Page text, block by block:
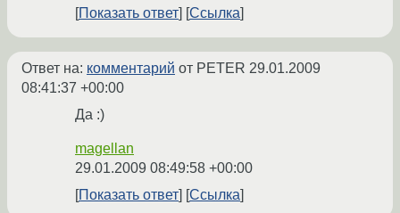
Показать ответ
Ссылка
Ответ на: комментарий от PETER 29.01.2009
08:41:37 +00:00
Да :)
magellan
29.01.2009 08:49:58 +00:00
Показать ответ
Ссылка